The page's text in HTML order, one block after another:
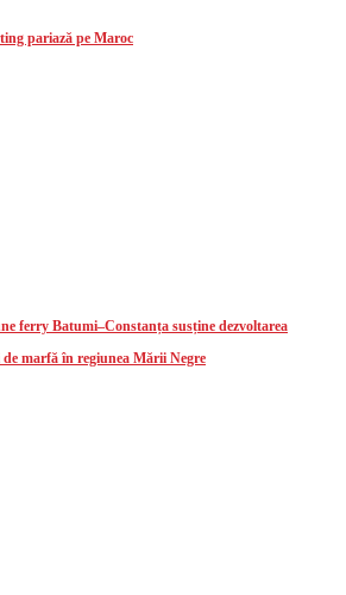
pariază pe Maroc
ferry Batumi–Constanța susține dezvoltarea
marfă în regiunea Mării Negre